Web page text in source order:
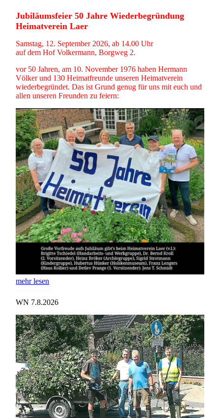
Jubiläumsfeier 50 Jahre Wiederbegründung
Heimatverein Laer
Samstag, 12. September 2026, ab 14.00 Uhr
auf dem Hof Volkermann, Borgweg 2.
vor 50 Jahren, am 10. November 1976 haben Hermann
Völker und 130 Heimatfreunde unseren Heimatverein
wiederbegründet. Das ist Grund genug für uns mit euch und
allen unseren Freunden zu feiern:
mehr lesen
WN 7.8.2026